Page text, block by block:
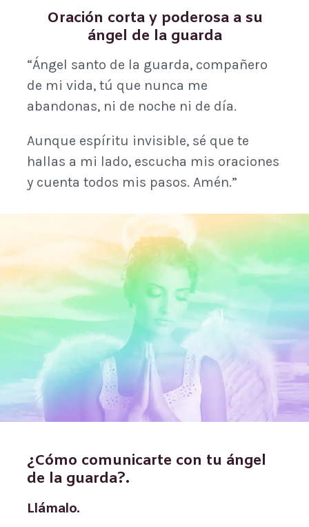
Oración corta y poderosa a su
ángel de la guarda
“Ángel santo de la guarda, compañero
de mi vida, tú que nunca me
abandonas, ni de noche ni de día.
Aunque espíritu invisible, sé que te
hallas a mi lado, escucha mis oraciones
y cuenta todos mis pasos. Amén.”
¿Cómo comunicarte con tu ángel
de la guarda?.
Llámalo.